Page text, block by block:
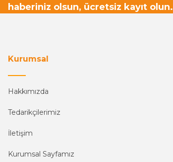
haberiniz olsun, ücretsiz kayıt olun.
Kurumsal
Hakkımızda
Tedarikçilerimiz
İletişim
Kurumsal Sayfamız